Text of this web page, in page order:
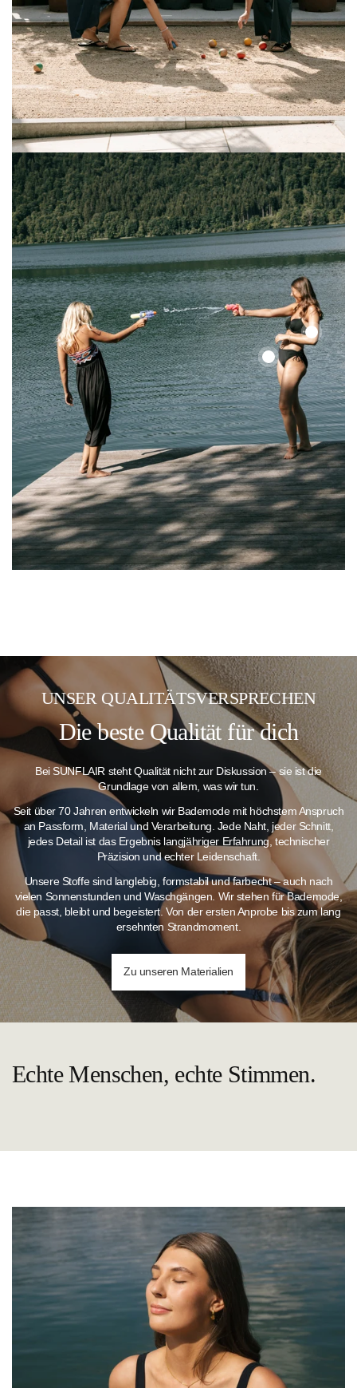
Lace
Top
Color
Up
Top
Color
Up
Top
UNSER QUALITÄTSVERSPRECHEN
Die beste Qualität für dich
Bei SUNFLAIR steht Qualität nicht zur Diskussion – sie ist die
Grundlage von allem, was wir tun.
Seit über 70 Jahren entwickeln wir Bademode mit höchstem Anspruch
an Passform, Material und Verarbeitung. Jede Naht, jeder Schnitt,
jedes Detail ist das Ergebnis langjähriger Erfahrung, technischer
Präzision und echter Leidenschaft.
Unsere Stoffe sind langlebig, formstabil und farbecht – auch nach
vielen Sonnenstunden und Waschgängen. Wir stehen für Bademode,
die passt, bleibt und begeistert. Von der ersten Anprobe bis zum lang
ersehnten Strandmoment.
Zu unseren Materialien
Echte Menschen, echte Stimmen.